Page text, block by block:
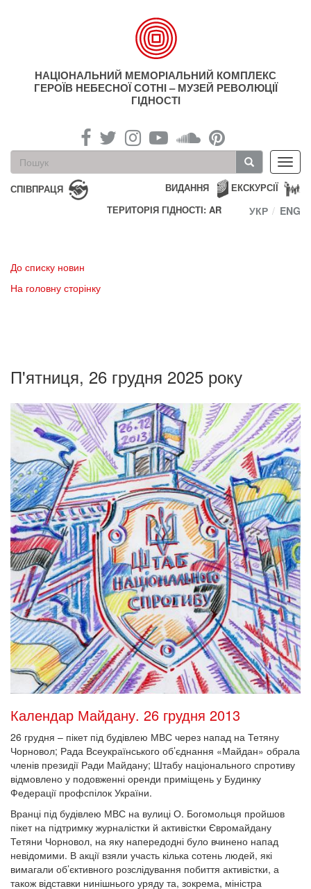
НАЦІОНАЛЬНИЙ МЕМОРІАЛЬНИЙ КОМПЛЕКС
ГЕРОЇВ НЕБЕСНОЇ СОТНІ – МУЗЕЙ РЕВОЛЮЦІЇ
ГІДНОСТІ
Пошукова
форма
Пошук
СПІВПРАЦЯ ЕКСКУРСІЇ
ВИДАННЯ
ТЕРИТОРІЯ ГІДНОСТІ: AR
УКР ENG
До списку новин
На головну сторінку
П'ятниця, 26 грудня 2025 року
Календар Майдану. 26 грудня 2013
26 грудня – пікет під будівлею МВС через напад на Тетяну
Чорновол; Рада Всеукраїнського об’єднання «Майдан» обрала
членів президії Ради Майдану; Штабу національного спротиву
відмовлено у подовженні оренди приміщень у Будинку
Федерації профспілок України.
Вранці під будівлею МВС на вулиці О. Богомольця пройшов
пікет на підтримку журналістки й активістки Євромайдану
Тетяни Чорновол, на яку напередодні було вчинено напад
невідомими. В акції взяли участь кілька сотень людей, які
вимагали об’єктивного розслідування побиття активістки, а
також відставки нинішнього уряду та, зокрема, міністра